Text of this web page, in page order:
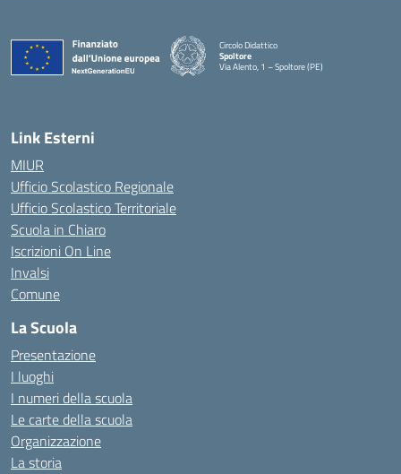
Circolo Didattico
Spoltore
Via Alento, 1 – Spoltore (PE)
— Visita la pagina iniziale della scuola
Link Esterni
MIUR
Ufficio Scolastico Regionale
Ufficio Scolastico Territoriale
Scuola in Chiaro
Iscrizioni On Line
Invalsi
Comune
La Scuola
Presentazione
I luoghi
I numeri della scuola
Le carte della scuola
Organizzazione
La storia